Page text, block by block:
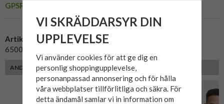
GPSR
Artikelnummer:
650028-1
ANDRA KUNDER MED SAMMA PASSFORM VALDE ÄVEN
VI SKRÄDDARSYR DIN
UPPLEVELSE
Vi använder cookies för att ge dig en
personlig shoppingupplevelse,
personanpassad annonsering och för hålla
våra webbplatser tillförlitliga och säkra. För
detta ändamål samlar vi in information om